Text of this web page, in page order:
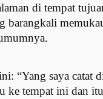
di tempat
“Yang saya catat
ke tempat ini dan